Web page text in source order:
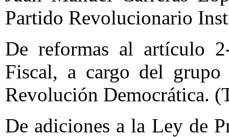
Partido Revolucionario
De reformas al artículo
Fiscal, a cargo del
Revolución Democrática.
De adiciones a la Ley de